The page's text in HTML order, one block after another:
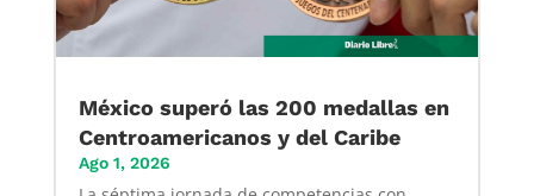
México superó las 200 medallas en
Centroamericanos y del Caribe
Ago 1, 2026